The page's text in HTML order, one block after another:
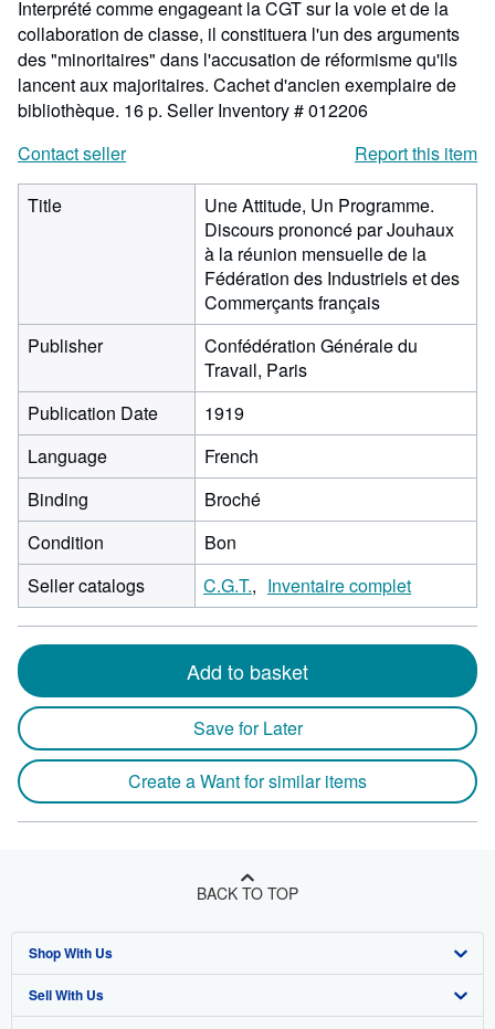
Interprété comme engageant la CGT sur la voie et de la
collaboration de classe, il constituera l'un des arguments
des "minoritaires" dans l'accusation de réformisme qu'ils
lancent aux majoritaires. Cachet d'ancien exemplaire de
bibliothèque. 16 p. Seller Inventory # 012206
Contact seller
Report this item
Title
Une Attitude, Un Programme.
Discours prononcé par Jouhaux
à la réunion mensuelle de la
Fédération des Industriels et des
Commerçants français
Publisher
Confédération Générale du
Travail, Paris
Publication Date
1919
Language
French
Binding
Broché
Condition
Bon
Seller catalogs
C.G.T. Inventaire complet
Add to basket
Save for Later
Create a Want for similar items
BACK TO TOP
Shop With Us
Advanced Search
Sell With Us